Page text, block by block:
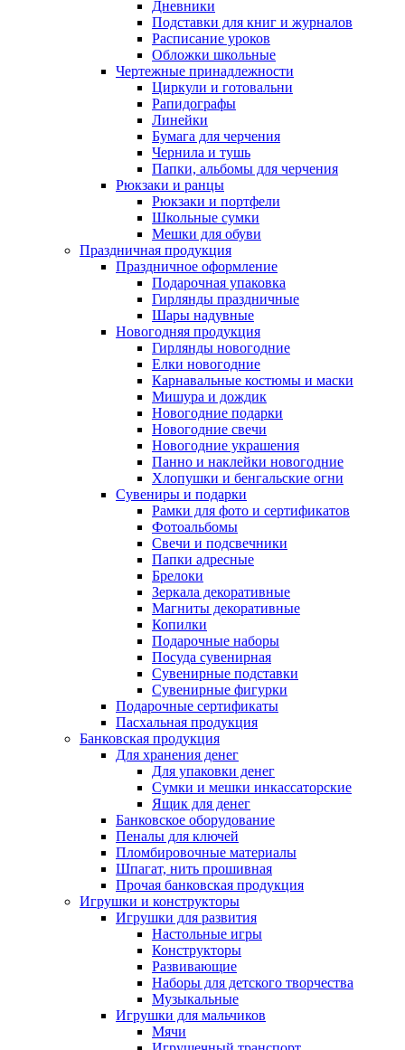
Дневники
Подставки для книг и журналов
Расписание уроков
Обложки школьные
Чертежные принадлежности
Циркули и готовальни
Рапидографы
Линейки
Бумага для черчения
Чернила и тушь
Папки, альбомы для черчения
Рюкзаки и ранцы
Рюкзаки и портфели
Школьные сумки
Мешки для обуви
Праздничная продукция
Праздничное оформление
Подарочная упаковка
Гирлянды праздничные
Шары надувные
Новогодняя продукция
Гирлянды новогодние
Елки новогодние
Карнавальные костюмы и маски
Мишура и дождик
Новогодние подарки
Новогодние свечи
Новогодние украшения
Панно и наклейки новогодние
Хлопушки и бенгальские огни
Сувениры и подарки
Рамки для фото и сертификатов
Фотоальбомы
Свечи и подсвечники
Папки адресные
Брелоки
Зеркала декоративные
Магниты декоративные
Копилки
Подарочные наборы
Посуда сувенирная
Сувенирные подставки
Сувенирные фигурки
Подарочные сертификаты
Пасхальная продукция
Банковская продукция
Для хранения денег
Для упаковки денег
Сумки и мешки инкассаторские
Ящик для денег
Банковское оборудование
Пеналы для ключей
Пломбировочные материалы
Шпагат, нить прошивная
Прочая банковская продукция
Игрушки и конструкторы
Игрушки для развития
Настольные игры
Конструкторы
Развивающие
Наборы для детского творчества
Музыкальные
Игрушки для мальчиков
Мячи